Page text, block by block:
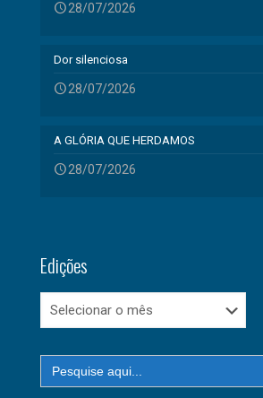
28/07/2026
Dor silenciosa
28/07/2026
A GLÓRIA QUE HERDAMOS
28/07/2026
Edições
Edições
Search
for: